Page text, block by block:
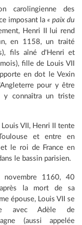
carolingienne des
imposant la « paix du
Henri II lui rend
en 1158, un traité
fils aîné d'Henri et
fille de Louis VII
en dot le Vexin
pour y être
y connaîtra un triste
VII, Henri II tente
et entre en
le roi de France en
le bassin parisien.
novembre 1160, 40
la mort de sa
épouse, Louis VII se
avec Adèle de
(aussi appelée